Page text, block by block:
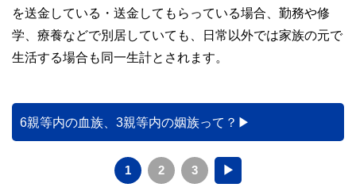
を送金している・送金してもらっている場合、勤務や修
学、療養などで別居していても、日常以外では家族の元で
生活する場合も同一生計とされます。
6親等内の血族、3親等内の姻族って？
1 2 3 ▶